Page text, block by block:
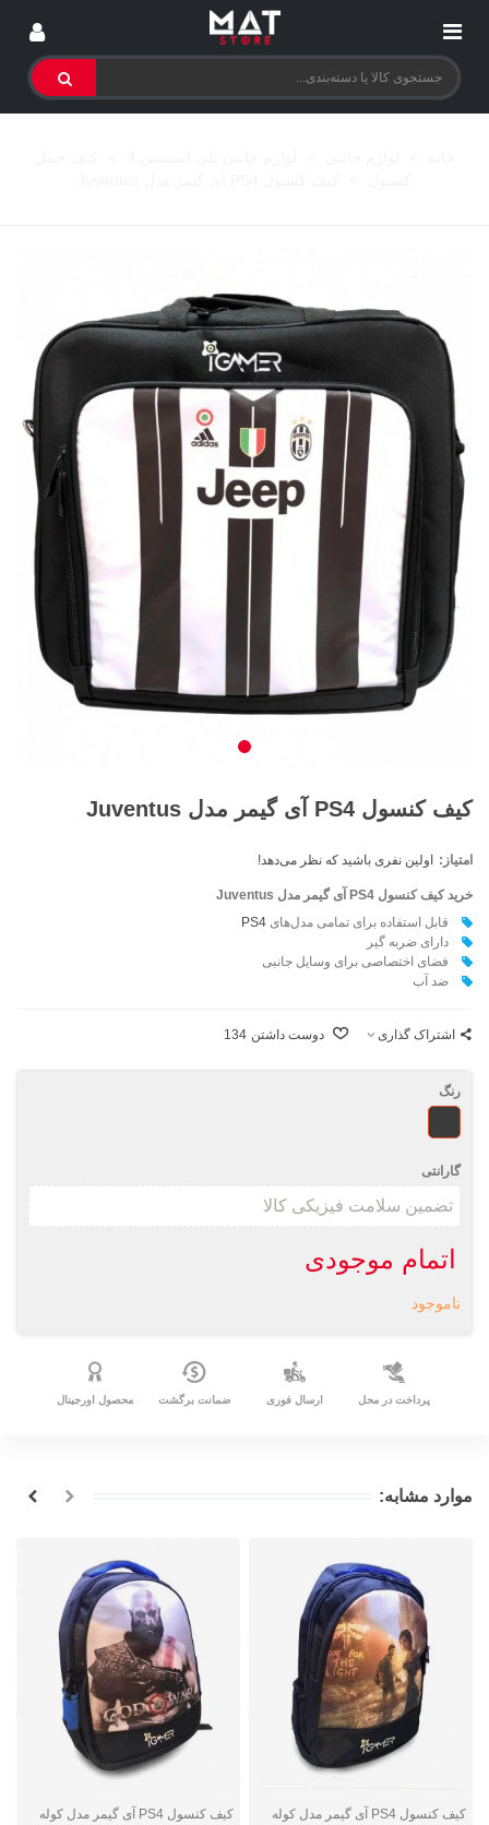
کیف کنسول PS4 آی گیمر مدل Juventus
امتیاز: اولین نفری باشید که نظر می‌دهد!
خرید کیف کنسول PS4 آی گیمر مدل
Juventus
قابل استفاده برای تمامی مدل‌هایPS4
دارای ضربه گير
فضای اختصاصی برای وسايل جانبی
ضد آب
اشتراک گذاری دوست داشتن 134
رنگ
طرحدار
گارانتی
اتمام موجودی
ناموجود
پرداخت در محل ارسال فوری ضمانت برگشت محصول اورجینال
موارد مشابه:
کیف کنسول PS4 آی گیمر مدل کوله
کیف کنسول PS4 آی گیمر مدل کوله